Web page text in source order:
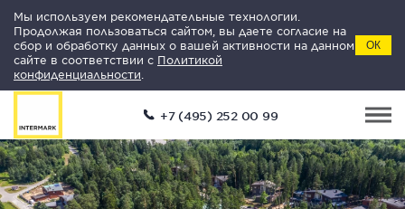
Мы используем рекомендательные технологии.
Продолжая пользоваться сайтом, вы даете согласие на
сбор и обработку данных о вашей активности на данном
сайте в соответствии с Политикой
конфиденциальности
ОК
+7 (495) 252 00 99